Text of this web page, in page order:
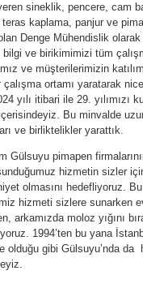
sineklik, pencere, cam
teras kaplama, panjur ve
Denge Mühendislik
bilgi ve birikimimizi tüm
ve müşterilerimizin
çalışma ortamı yaratarak
yılı itibari ile 29. yılımızı
Bu minvalde
ve birliktelikler yarattık.
Gülsuyu pimapen
hizmetin sizler
olmasını hedefliyoruz.
hizmeti sizlere sunarken
arkamızda moloz yığını
1994’ten bu yana
olduğu gibi Gülsuyu’nda da